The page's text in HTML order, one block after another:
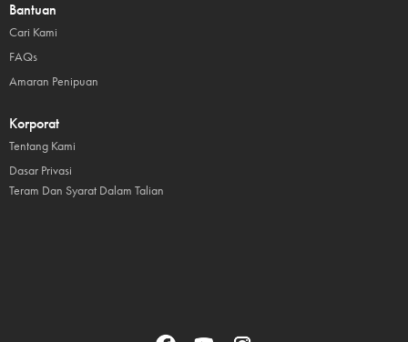
Bantuan
Cari Kami
FAQs
Amaran Penipuan
Korporat
Tentang Kami
Dasar Privasi
Teram Dan Syarat Dalam Talian